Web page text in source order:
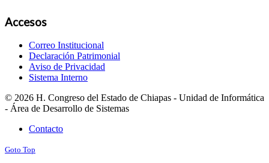
Accesos
Correo Institucional
Declaración Patrimonial
Aviso de Privacidad
Sistema Interno
© 2026 H. Congreso del Estado de Chiapas - Unidad de Informática
- Área de Desarrollo de Sistemas
Contacto
Goto Top